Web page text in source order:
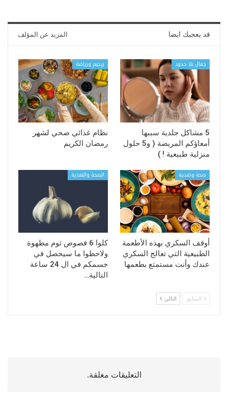
قد يعجبك ايضا المزيد عن المؤلف
جمال بلا حدود
5 مشاكل جلدية سببها
أمعاؤكم المريضة ( و5 حلول
منزلية طبيعية ! )
ريجيم ورياضة
نظام غذائي صحي لشهر
رمضان الكريم
صحة وتغذية
أوقف السكري بهذه الأطعمة
الطبيعية التي تعالج السكري
عندك وأنت مستمتع بطعمها
الصحة والتغذية
كلوا 6 فصوص ثوم مطهوة
ولاحظوا ما سيحصل في
جسمكم في ال 24 ساعة
التالية…
السابق التالي
التعليقات مغلقة.